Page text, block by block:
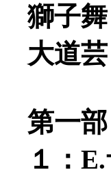
獅子
大道
第一部
１：